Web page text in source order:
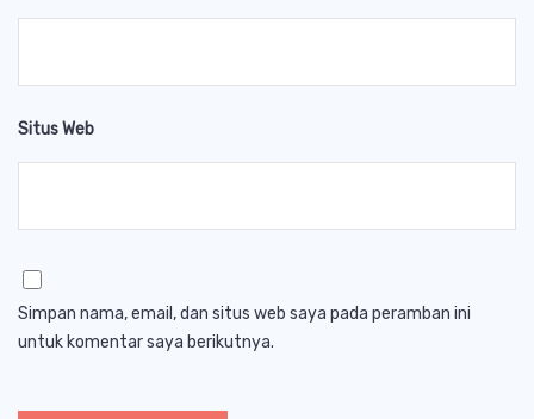
Situs Web
Simpan nama, email, dan situs web saya pada peramban ini
untuk komentar saya berikutnya.